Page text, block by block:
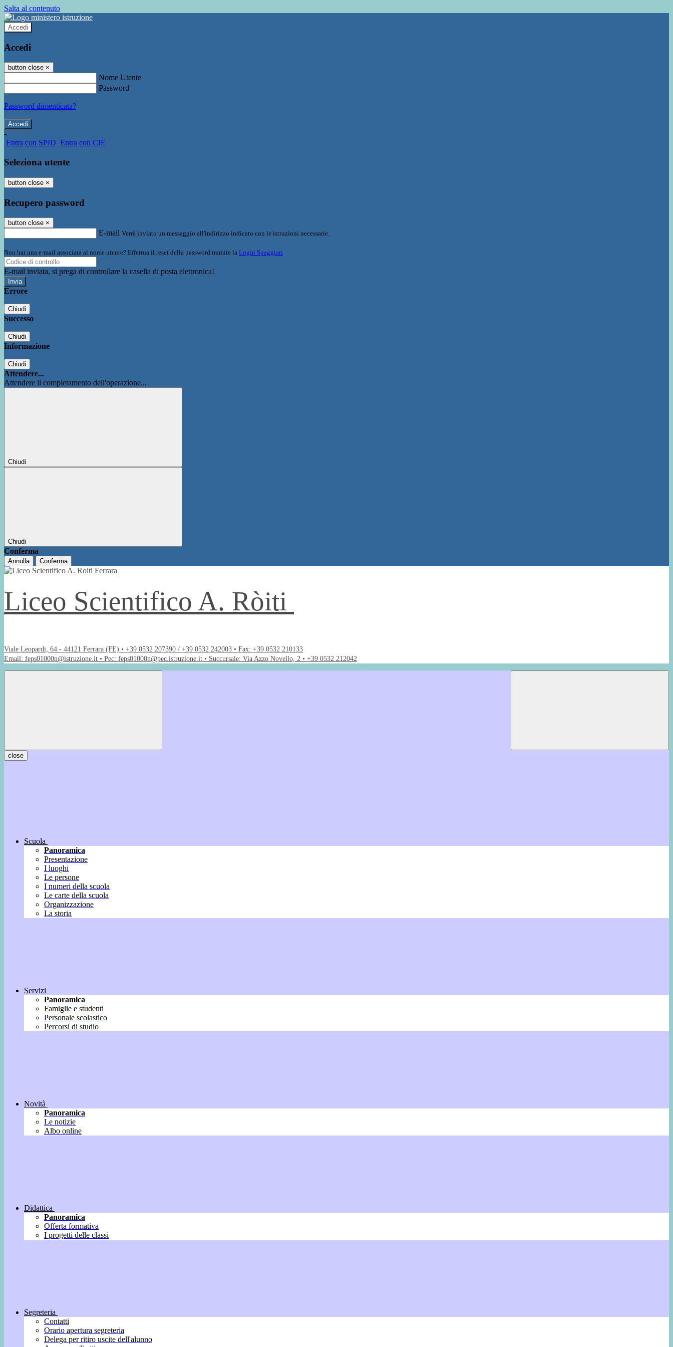
Salta al contenuto
Accedi
Accedi
button close ×
Nome Utente
Password
Password dimenticata?
-
Entra con SPID Entra con CIE
Seleziona utente
button close ×
Recupero password
button close ×
E-mail Verrà inviato un messaggio all'indirizzo indicato con le istruzioni necessarie.
Non hai una e-mail associata al nome utente? Effettua il reset della password tramite la Login Spaggiari
E-mail inviata, si prega di controllare la casella di posta elettronica!
Errore
Chiudi
Successo
Chiudi
Informazione
Chiudi
Attendere...
Attendere il completamento dell'operazione...
Chiudi
Chiudi
Conferma
Annulla Conferma
Liceo Scientifico A. Ròiti
Viale Leopardi, 64 - 44121 Ferrara (FE) • +39 0532 207390 / +39 0532 242003 • Fax: +39 0532 210133
Email: feps01000n@istruzione.it • Pec: feps01000n@pec.istruzione.it • Succursale: Via Azzo Novello, 2 • +39 0532 212042
close
Scuola
Panoramica
Presentazione
I luoghi
Le persone
I numeri della scuola
Le carte della scuola
Organizzazione
La storia
Servizi
Panoramica
Famiglie e studenti
Personale scolastico
Percorsi di studio
Novità
Panoramica
Le notizie
Albo online
Didattica
Panoramica
Offerta formativa
I progetti delle classi
Segreteria
Contatti
Orario apertura segreteria
Delega per ritiro uscite dell'alunno